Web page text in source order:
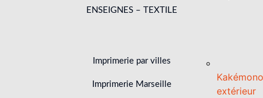
Kakémono
extérieur
ENSEIGNES – TEXTILE
Imprimerie par villes
Imprimerie Marseille